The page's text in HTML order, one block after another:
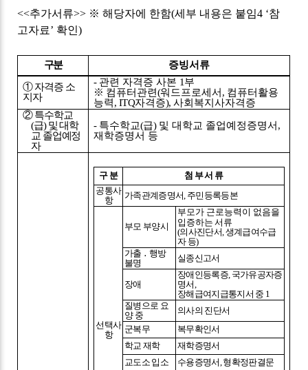
<<추가서류>> ※해당자에 한함(세부 내용은 붙임4 ‘참
고자료’ 확인)
구분
증빙서류
①자격증 소
지자
- 관련 자격증 사본 1부
※ 컴퓨터관련(워드프로세서 , 컴퓨터활용
능력, ITQ자격증), 사회복지사자격증
②특수학교
(급)및 대학
교 졸업예정
자
- 특수학교(급) 및 대학교 졸업예정증명서 ,
재학증명서 등
구 분
첨 부 서 류
공통사
항
가족관계증명서 주민등록등본
선택사
항
부모 부양시
부모가 근로능력이 없음을
입증하는 서류
(의사진단서 생계급여수급
자 등)
가출 ․ 행방
불명
실종신고서
장애
장애인등록증 국가유공자증
명서
장해급여지급통지서 중 1
질병으로 요
양 중
의사의 진단서
군복무
복무확인서
학교 재학
재학증명서
교도소 입소
수용증명서 형확정판결문